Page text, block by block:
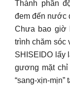
Thành phần
đem đến nước
️Chưa bao giờ
trình chăm sóc
SHISEIDO lấy
gương mặt chỉ
“sang-xịn-mịn”